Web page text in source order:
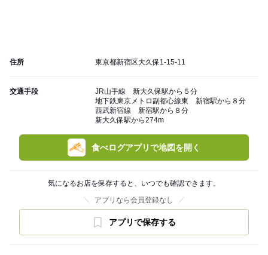
住所 東京都新宿区大久保1-15-11
交通手段
JR山手線 新大久保駅から５分
地下鉄東京メトロ副都心線東 新宿駅から８分
西武新宿線 新宿駅から８分
新大久保駅から274m
食べログアプリで地図を開く
気になるお店を保存すると、いつでも確認できます。
アプリなら会員登録なし
アプリで保存する